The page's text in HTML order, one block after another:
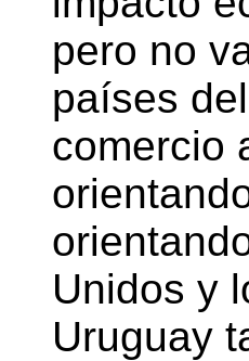
pero no
países
comercio
Unidos y
Uruguay